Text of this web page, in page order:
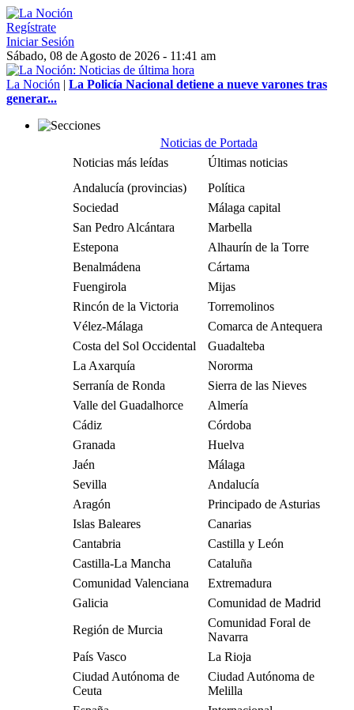
Regístrate
Iniciar Sesión
Sábado, 08 de Agosto de 2026 - 11:41 am
La Noción | La Policía Nacional detiene a nueve varones tras
generar...
Noticias de Portada
Noticias más leídas
Últimas noticias
Andalucía (provincias)
Política
Sociedad
Málaga capital
San Pedro Alcántara
Marbella
Estepona
Alhaurín de la Torre
Benalmádena
Cártama
Fuengirola
Mijas
Rincón de la Victoria
Torremolinos
Vélez-Málaga
Comarca de Antequera
Costa del Sol Occidental
Guadalteba
La Axarquía
Nororma
Serranía de Ronda
Sierra de las Nieves
Valle del Guadalhorce
Almería
Cádiz
Córdoba
Granada
Huelva
Jaén
Málaga
Sevilla
Andalucía
Aragón
Principado de Asturias
Islas Baleares
Canarias
Cantabria
Castilla y León
Castilla-La Mancha
Cataluña
Comunidad Valenciana
Extremadura
Galicia
Comunidad de Madrid
Región de Murcia
Comunidad Foral de
Navarra
País Vasco
La Rioja
Ciudad Autónoma de
Ceuta
Ciudad Autónoma de
Melilla